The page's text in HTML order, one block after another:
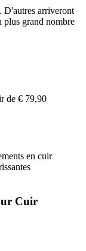
D'autres arriveront
plus grand nombre
de € 79,90
en cuir
Cuir